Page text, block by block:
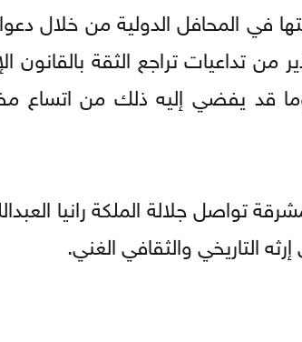
في المحافل الدولية من خلال
من تداعيات تراجع الثقة بالقانون
وما قد يفضي إليه ذلك من
تواصل جلالة الملكة رانيا
التاريخي والثقافي الغني.